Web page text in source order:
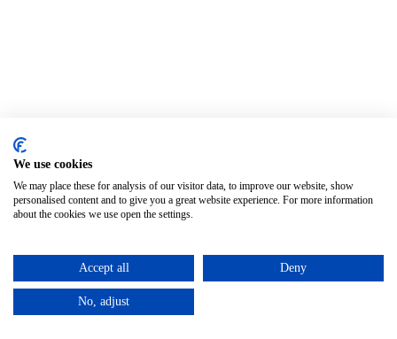
We use cookies
We may place these for analysis of our visitor data, to improve our website, show
personalised content and to give you a great website experience. For more information
about the cookies we use open the settings.
Accept all Deny
No, adjust